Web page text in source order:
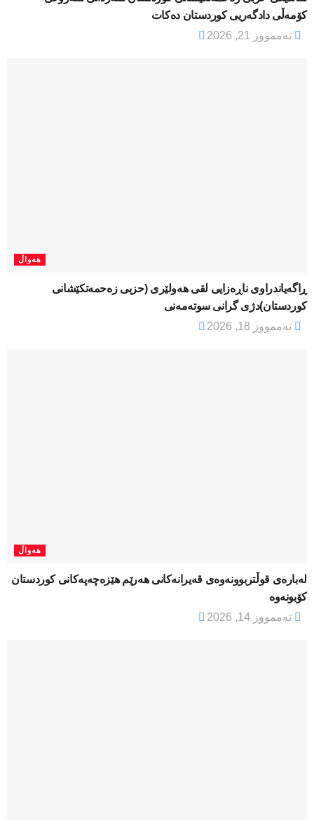
کۆمەڵی دادگەریی کوردستان دەکات
تەممووز 21, 2026
هەواڵ
ڕاگەیاندراوی ناڕەزایی لقی هەولێری (حزبی زەحمەتکێشانی
کوردستان)دژی گرانی سوتەمەنی
تەممووز 18, 2026
هەواڵ
لەبارەی قوڵتربوونەوەی قەیرانەكانی هەرێم هێزەچەپەكانی كوردستان
كۆبونەوە
تەممووز 14, 2026